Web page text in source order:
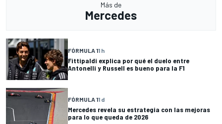
Más de
Mercedes
FÓRMULA 11 h
Fittipaldi explica por qué el duelo entre
Antonelli y Russell es bueno para la F1
FÓRMULA 11 d
Mercedes revela su estrategia con las mejoras
para lo que queda de 2026